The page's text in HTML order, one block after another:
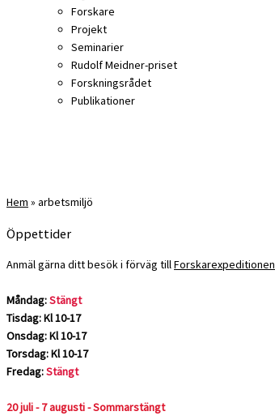
Forskare
Projekt
Seminarier
Rudolf Meidner-priset
Forskningsrådet
Publikationer
Hem » arbetsmiljö
Öppettider
Anmäl gärna ditt besök i förväg tillForskarexpeditionen
Måndag:Stängt
Tisdag: Kl 10-17
Onsdag: Kl 10-17
Torsdag: Kl 10-17
Fredag:Stängt
20 juli - 7 augusti - Sommarstängt